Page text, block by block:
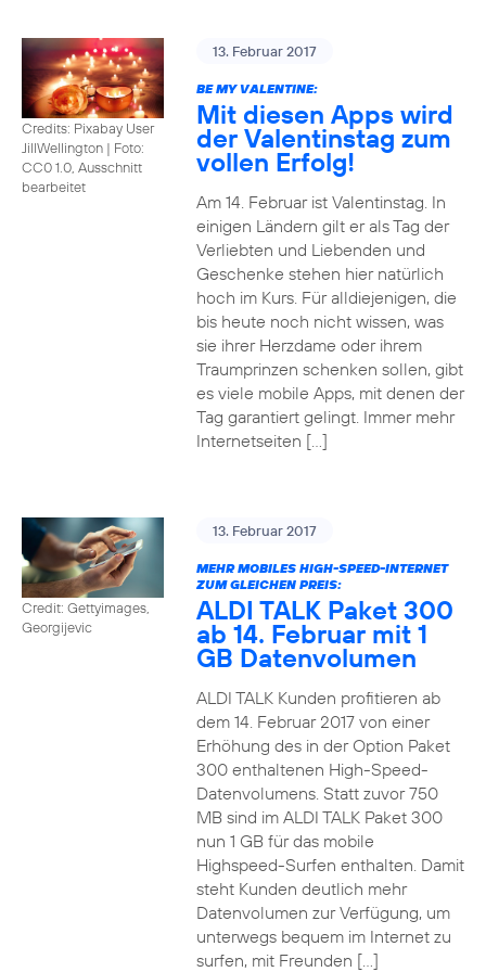
Credits: Pixabay User
JillWellington | Foto:
CC0 1.0, Ausschnitt
bearbeitet
13. Februar 2017
BE MY VALENTINE:
Mit diesen Apps wird
der Valentinstag zum
vollen Erfolg!
Am 14. Februar ist Valentinstag. In
einigen Ländern gilt er als Tag der
Verliebten und Liebenden und
Geschenke stehen hier natürlich
hoch im Kurs. Für alldiejenigen, die
bis heute noch nicht wissen, was
sie ihrer Herzdame oder ihrem
Traumprinzen schenken sollen, gibt
es viele mobile Apps, mit denen der
Tag garantiert gelingt. Immer mehr
Internetseiten […]
Credit: Gettyimages,
Georgijevic
13. Februar 2017
MEHR MOBILES HIGH-SPEED-INTERNET
ZUM GLEICHEN PREIS:
ALDI TALK Paket 300
ab 14. Februar mit 1
GB Datenvolumen
ALDI TALK Kunden profitieren ab
dem 14. Februar 2017 von einer
Erhöhung des in der Option Paket
300 enthaltenen High-Speed-
Datenvolumens. Statt zuvor 750
MB sind im ALDI TALK Paket 300
nun 1 GB für das mobile
Highspeed-Surfen enthalten. Damit
steht Kunden deutlich mehr
Datenvolumen zur Verfügung, um
unterwegs bequem im Internet zu
surfen, mit Freunden […]